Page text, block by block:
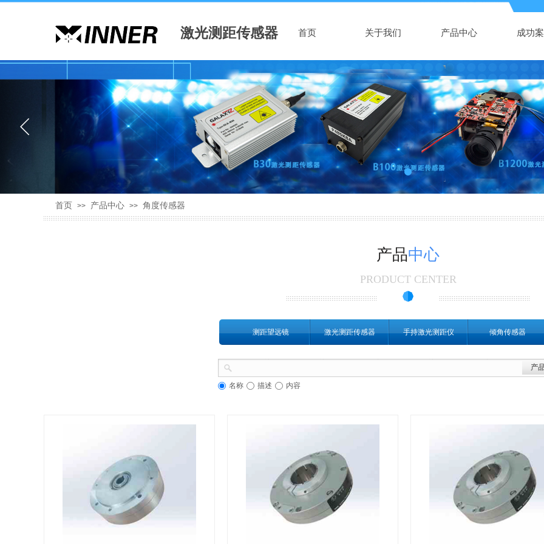
激光测距传感器 首页 关于我们 产品中心 成功
首页 >> 产品中心 >> 角度传感器
产品中心
PRODUCT CENTER
测距望远镜 激光测距传感器 手持激光测距仪 倾角传感器
产
名称 描述 内容